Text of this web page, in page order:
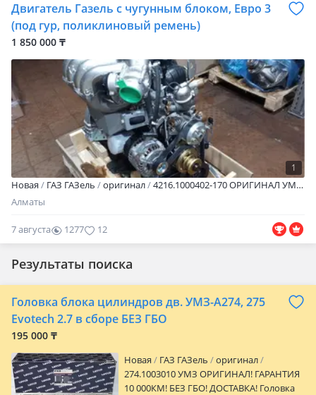
Двигатель Газель с чугунным блоком, Евро 3
(под гур, поликлиновый ремень)
1 850 000 ₸
1
Новая ГАЗ ГАЗель оригинал
4216.1000402-170 ОРИГИНАЛ УМЗ! ГАРАНТИЯ 50000КМ! Двигатель 4216 с чугунным блоком, Евро 3 (под гур, поликлиновый ремень, модуль зажигания на блоке, без компрессора) Только оригинальные запчасти с гарантией! Официальный представитель ГАЗ! В наличии на складах. Строго заводского производства. Гарантия. Оперативная доставка в регионы! По Алматы EXPRESS доставка в течении 3х часов! Доставка от 3000тг! Наличный и безналичный расчёт. Адрес торгового зала: Жансугурова 315 График работы: ежедневно с 8.00 до 17.00. Возможно оформление в рассрочку. Приглашаем к взаимовыгодному сотрудничеству коммерческие организации и корпоративных клиентов. Всегда рады помочь! ЖолГАЗ ТОО — Только оригинальные запчасти с гарантией!
Алматы
7 августа 1277 12
Результаты поиска
Головка блока цилиндров дв. УМЗ-А274, 275
Evotech 2.7 в сборе БЕЗ ГБО
195 000 ₸
Новая ГАЗ ГАЗель
оригинал
274.1003010 УМЗ ОРИГИНАЛ! ГАРАНТИЯ
10 000КМ! БЕЗ ГБО! ДОСТАВКА! Головка